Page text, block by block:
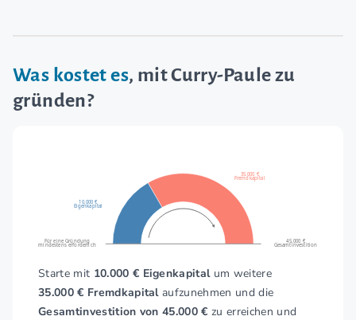
Was kostet es, mit Curry-Paule zu
gründen?
35.000 €
Fremdkapital
10.000 €
Eigenkapital
Für eine Gründung
mindestens erforderlich
45.000 €
Gesamtinvestition
Starte mit 10.000 € Eigenkapitalum weitere
35.000 € Fremdkapitalaufzunehmen und die
Gesamtinvestition von 45.000 € zu erreichen und